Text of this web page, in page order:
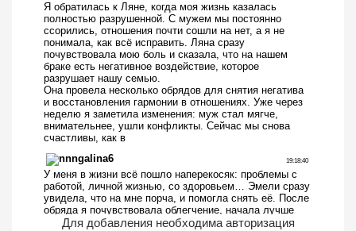
Для добавления необходима авторизация